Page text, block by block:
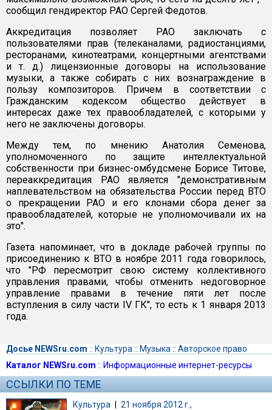
сообщил гендиректор РАО Сергей Федотов.
Аккредитация позволяет РАО заключать с
пользователями прав (телеканалами, радиостанциями,
ресторанами, кинотеатрами, концертными агентствами
и т. д.) лицензионные договоры на использование
музыки, а также собирать с них вознаграждение в
пользу композиторов. Причем в соответствии с
Гражданским кодексом общество действует в
интересах даже тех правообладателей, с которыми у
него не заключены договоры.
Между тем, по мнению Анатолия Семенова,
уполномоченного по защите интеллектуальной
собственности при бизнес-омбудсмене Борисе Титове,
переаккредитация РАО является "демонстративным
наплевательством на обязательства России перед ВТО
о прекращении РАО и его клонами сбора денег за
правообладателей, которые не уполномочивали их на
это".
Газета напоминает, что в докладе рабочей группы по
присоединению к ВТО в ноябре 2011 года говорилось,
что "РФ пересмотрит свою систему коллективного
управления правами, чтобы отменить недоговорное
управление правами в течение пяти лет после
вступления в силу части IV ГК", то есть к 1 января 2013
года.
Досье NEWSru.com :: Культура :: Музыка :: Авторское право
Каталог NEWSru.com :: Информационные интернет-ресурсы
ССЫЛКИ ПО ТЕМЕ
Культура | 21 ноября 2012 г.,